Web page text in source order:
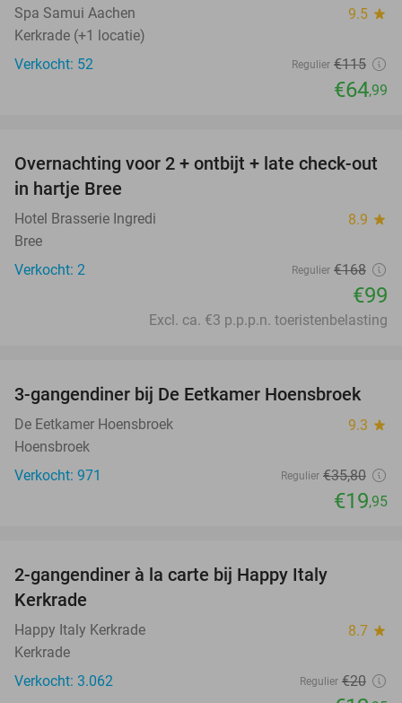
Spa Samui Aachen 9.5 star
Kerkrade (+1 locatie)
Verkocht: 52
Regulier €115
€64,99
41%
TODAY
Overnachting voor 2 + ontbijt + late check-out
in hartje Bree
Hotel Brasserie Ingredi 8.9 star
Bree
Verkocht: 2
Regulier €168
€99
Excl. ca. €3 p.p.p.n. toeristenbelasting
44%
3-gangendiner bij De Eetkamer Hoensbroek
De Eetkamer Hoensbroek 9.3 star
Hoensbroek
Verkocht: 971
Regulier €35,80
€19,95
2-gangendiner à la carte bij Happy Italy
Kerkrade
Happy Italy Kerkrade 8.7 star
Kerkrade
Verkocht: 3.062
Regulier €20